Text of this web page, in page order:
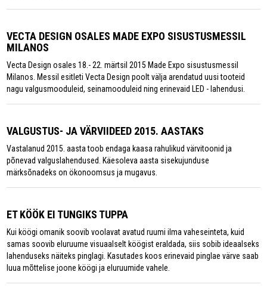
VECTA DESIGN OSALES MADE EXPO SISUSTUSMESSIL
MILANOS
Vecta Design osales 18.- 22. märtsil 2015 Made Expo sisustusmessil
Milanos. Messil esitleti Vecta Design poolt välja arendatud uusi tooteid
nagu valgusmooduleid, seinamooduleid ning erinevaid LED - lahendusi.
VALGUSTUS- JA VÄRVIIDEED 2015. AASTAKS
Vastalanud 2015. aasta toob endaga kaasa rahulikud värvitoonid ja
põnevad valguslahendused. Käesoleva aasta sisekujunduse
märksõnadeks on ökonoomsus ja mugavus.
ET KÖÖK EI TUNGIKS TUPPA
Kui köögi omanik soovib voolavat avatud ruumi ilma vaheseinteta, kuid
samas soovib eluruume visuaalselt köögist eraldada, siis sobib ideaalseks
lahenduseks näiteks pinglagi. Kasutades koos erinevaid pinglae värve saab
luua mõttelise joone köögi ja eluruumide vahele.